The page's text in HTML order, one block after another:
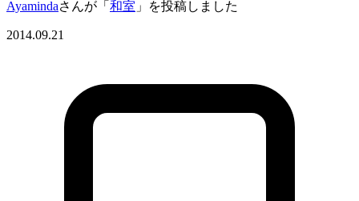
Ayamindaさんが「 和室 」を投稿しました
2014.09.21